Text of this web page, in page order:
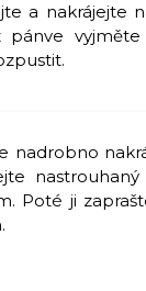
a nakrájejte
pánve
nadrobno
Poté ji